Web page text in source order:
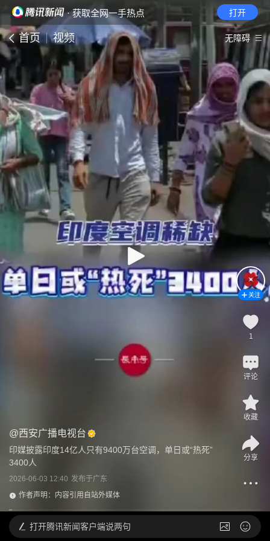
· 获取全网一手热点 打开
首页 视频 无障碍
@西安广播电视台
印媒披露印度14亿人只有9400万台空调，单日或“热死”
3400人
2026-06-03 12:40 发布于广东
作者声明：内容引用自站外媒体
关注
1
评论
收藏
分享
打开腾讯新闻客户端说两句